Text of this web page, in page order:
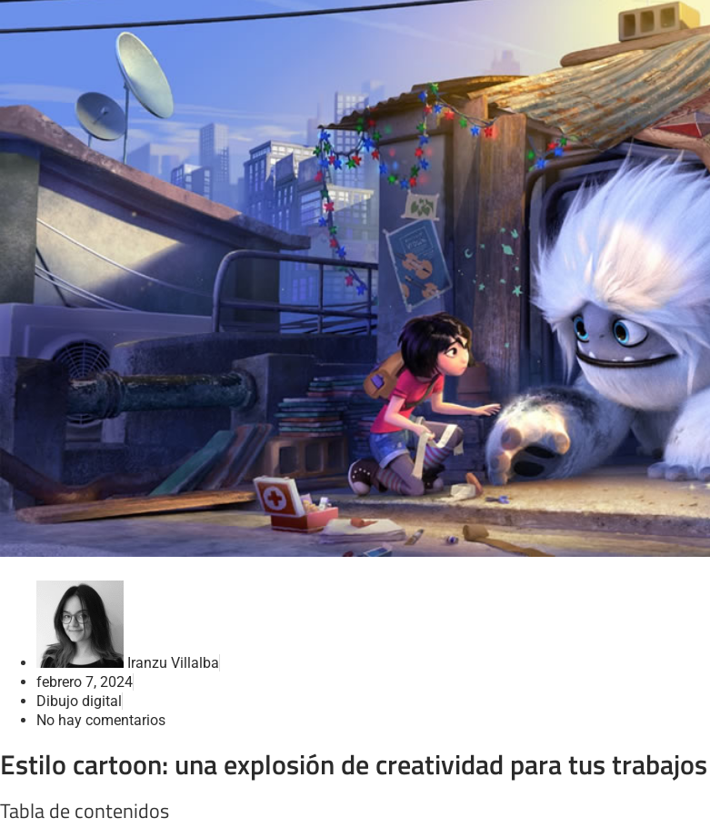
Iranzu Villalba
febrero 7, 2024
Dibujo digital
No hay comentarios
Estilo cartoon: una explosión de creatividad para tus
Tabla de contenidos